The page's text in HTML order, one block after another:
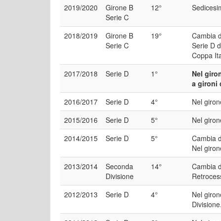
2019/2020
Girone B
Serie C
12°
2018/2019
Girone B
Serie C
19°
Cambia
Serie D
Coppa
2017/2018
Serie D 1°
Nel
a gironi
2016/2017
Serie D 4°
Nel
2015/2016
Serie D 5°
Nel
2014/2015
Serie D 5°
Cambia
Nel
2013/2014
Seconda
Divisione
14°
Cambia
2012/2013
Serie D 4°
Nel